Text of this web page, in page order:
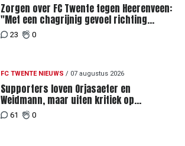
Zorgen over FC Twente tegen Heerenveen:
"Met een chagrijnig gevoel richting
Slowakije"
23 0
FC TWENTE NIEUWS / 07 augustus 2026
Supporters loven Orjasaeter en
Weidmann, maar uiten kritiek op
Weghorst na ruime zege op FC DAC
61 0